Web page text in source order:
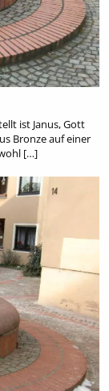
ist Janus, Gott
Bronze auf einer
[…]